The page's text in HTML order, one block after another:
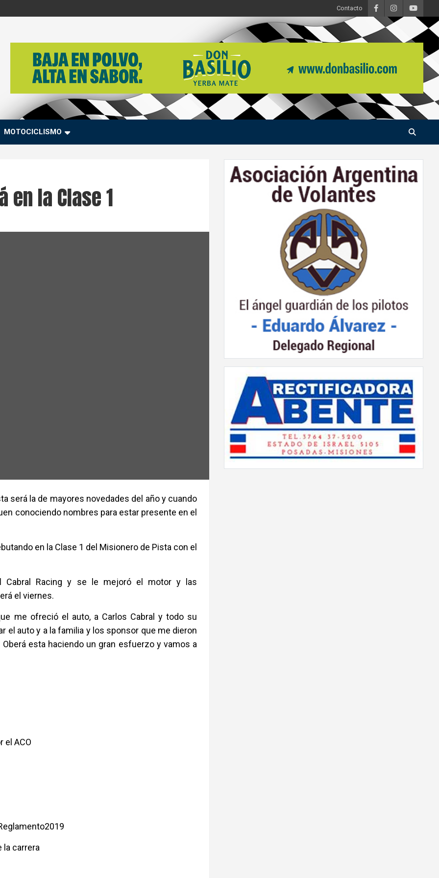
Contacto
MOTOCICLISMO
en la Clase 1
será la de mayores novedades del año y cuando
conociendo nombres para estar presente en el
en la Clase 1 del Misionero de Pista con el
Racing y se le mejoró el motor y las
el viernes.
me ofreció el auto, a Carlos Cabral y todo su
el auto y a la familia y los sponsor que me dieron
esta haciendo un gran esfuerzo y vamos a
el ACO
la carrera